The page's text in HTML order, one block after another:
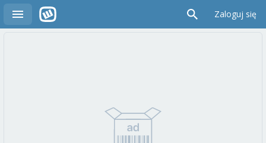
Zaloguj się